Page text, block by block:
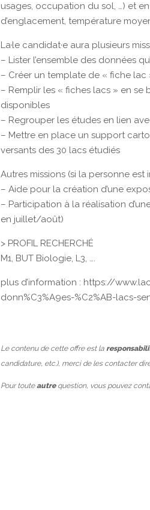
usages, occupation du sol, …) et
d’englacement, température
La·le candidat·e aura plusieurs
– Lister l’ensemble des données
– Créer un template de « fiche
– Remplir les « fiches lacs » en se
disponibles
– Regrouper les études en lien
– Mettre en place un support
versants des 30 lacs étudiés
Autres missions (si la personne est
– Aide pour la création d’une
– Participation à la réalisation
en juillet/août)
> PROFIL RECHERCHÉ
M1, BUT Biologie, L3, ….
plus d’information : https://
donn%C3%A9es-%C2%AB-lacs-
Le contenu de cette offre est la
candidature, etc.), merci de les contacter
Pour touteautrequestion, vous pouvez